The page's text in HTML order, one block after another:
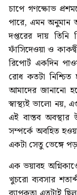
চাপে গণক্ষোভ
পারে, এমন অনুমান
দপ্তরের দায় তিনি
ফাঁসিদেওয়া ও
রিপোর্ট একদিন
রোধ কতটা
আমাদের জানানো
স্বাস্থ্যই ভালো নয়,
এই বাস্তব অবস্থার
সম্পর্কে অবহিত
একটা সেতু ভেঙ্গে
এক ভয়াবহ
খুচরো ব্যবসার